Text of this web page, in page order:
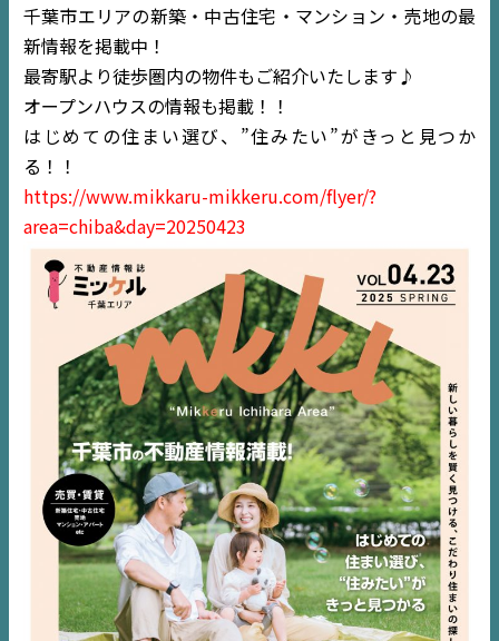
TOP
NEWS
EVENT
住宅情報誌ミッケル
市原エリア
千葉 エリア
内房エリア
デジタルサイネージ
不動産一括査定
コラム
千葉市エリアの新築・中古住宅・マンション・売地の最
新情報を掲載中！
最寄駅より徒歩圏内の物件もご紹介いたします♪
オープンハウスの情報も掲載！！
はじめての住まい選び、”住みたい”がきっと見つか
る！！
https://www.mikkaru-mikkeru.com/flyer/?
area=chiba&day=20250423